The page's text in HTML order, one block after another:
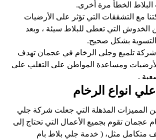
البلاط الخطأ مرة أخرى.
مع التشققات التي تؤثر على الأرضيات
الخدوش التي تعطى للبلاط سيئة ، وبعد
بشكل صحيح.
تلميع وجلى الرخام في عجمان تهدف
ومساعدة المواطن على التغلب على
.
انواع الرخام
المميزات المذهلة التي جعلت شركة جلي
عجمان تقوم بجميع الأعمال التي تحتاج إلى
متكامل مثل، ( خدمة جلي بلاط بام